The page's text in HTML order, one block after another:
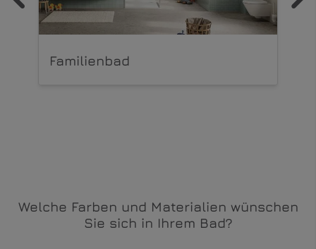
Familienbad
Welche Farben und Materialien wünschen
Sie sich in Ihrem Bad?